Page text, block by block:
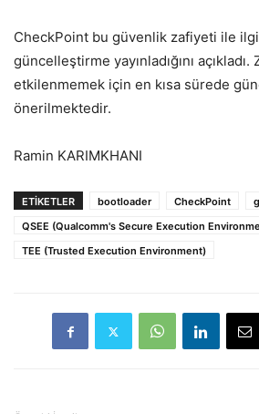
CheckPoint bu güvenlik zafiyeti ile
güncelleştirme yayınladığını
etkilenmemek için en kısa sürede
önerilmektedir.
Ramin KARIMKHANI
ETIKETLER bootloader CheckPoint
QSEE (Qualcomm's Secure Execution
TEE (Trusted Execution Environment)